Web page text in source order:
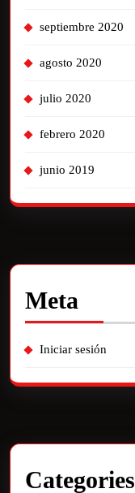
septiembre 2020
agosto 2020
julio 2020
febrero 2020
junio 2019
Meta
Iniciar sesión
Categories